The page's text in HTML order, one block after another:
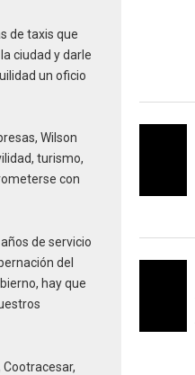
de taxis que
ciudad y darle
un oficio
Wilson
turismo,
con
de servicio
del
hay que